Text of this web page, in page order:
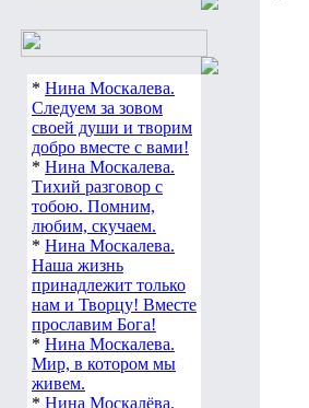
* Нина Москалева.
Следуем за зовом
своей души и творим
добро вместе с вами!
* Нина Москалева.
Тихий разговор с
тобою. Помним,
любим, скучаем.
* Нина Москалева.
Наша жизнь
принадлежит только
нам и Творцу! Вместе
прославим Бога!
* Нина Москалева.
Мир, в котором мы
живем.
* Нина Москалёва.